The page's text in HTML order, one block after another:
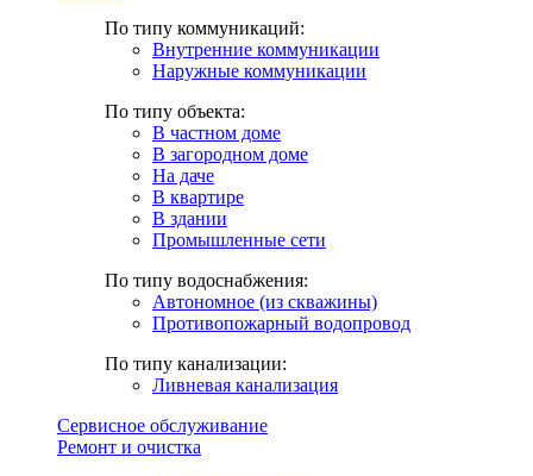
По типу коммуникаций:
Внутренние коммуникации
Наружные коммуникации
По типу объекта:
В частном доме
В загородном доме
На даче
В квартире
В здании
Промышленные сети
По типу водоснабжения:
Автономное (из скважины)
Противопожарный водопровод
По типу канализации:
Ливневая канализация
Сервисное обслуживание
Ремонт и очистка